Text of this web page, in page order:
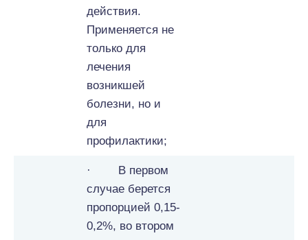
действия.
Применяется не
только для
лечения
возникшей
болезни, но и
для
профилактики;
· В первом
случае берется
пропорцией 0,15-
0,2%, во втором